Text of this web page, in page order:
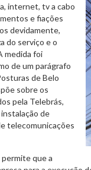
internet, tv a cabo
e fiações
devidamente,
do serviço e o
medida foi
de um parágrafo
de Belo
sobre os
pela Telebrás,
de
telecomunicações
permite que a